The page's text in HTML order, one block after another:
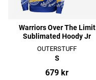
Warriors Over The Limit
Sublimated Hoody Jr
OUTERSTUFF
S
679 kr